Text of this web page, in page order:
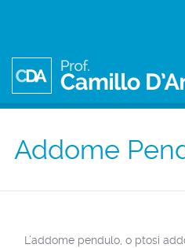
Addome
L’addome pendulo, o ptosi